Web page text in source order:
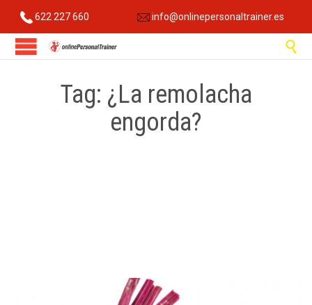
622 227 660 info@onlinepersonaltrainer.es

Tag: ¿La remolacha
engorda?